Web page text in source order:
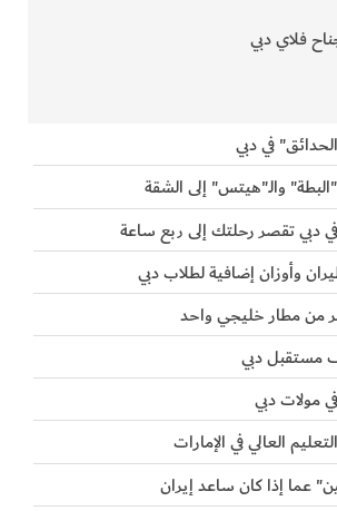
فلاي دبي
في دبي
والـ"هيتس" إلى الشقة
وأوزان إضافية لطلاب دبي
مستقبل دبي
مولات دبي
العالي في الإمارات
عما إذا كان ساعد إيران